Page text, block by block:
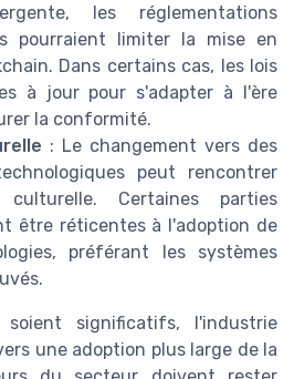
les réglementations
pourraient limiter la mise en
Dans certains cas, les lois
à jour pour s'adapter à l'ère
la conformité.
: Le changement vers des
peut rencontrer
Certaines parties
être réticentes à l'adoption de
préférant les systèmes
significatifs, l'industrie
une adoption plus large de la